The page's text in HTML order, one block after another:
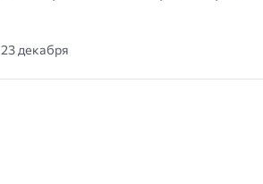
23 декабря